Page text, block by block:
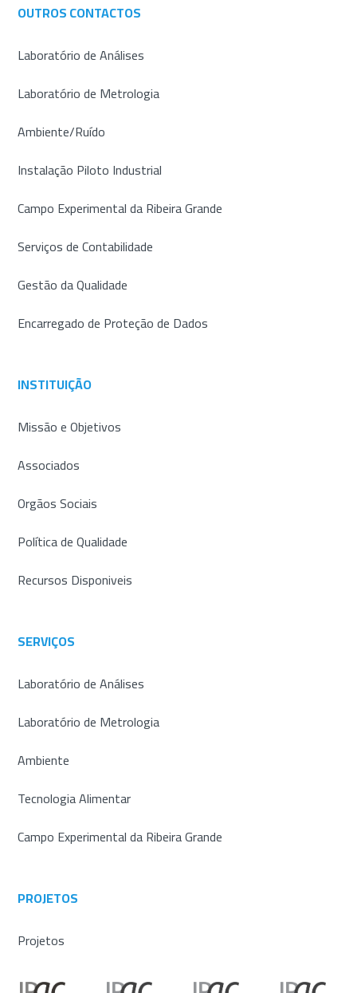
OUTROS CONTACTOS
Laboratório de Análises
Laboratório de Metrologia
Ambiente/Ruído
Instalação Piloto Industrial
Campo Experimental da Ribeira Grande
Serviços de Contabilidade
Gestão da Qualidade
Encarregado de Proteção de Dados
INSTITUIÇÃO
Missão e Objetivos
Associados
Orgãos Sociais
Política de Qualidade
Recursos Disponiveis
SERVIÇOS
Laboratório de Análises
Laboratório de Metrologia
Ambiente
Tecnologia Alimentar
Campo Experimental da Ribeira Grande
PROJETOS
Projetos